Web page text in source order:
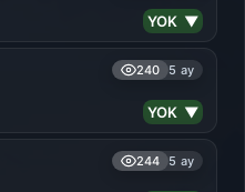
YOK ▼
240 5 ay
YOK ▼
244 5 ay